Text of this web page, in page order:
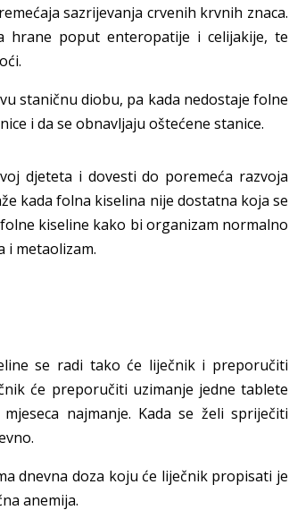
sazrijevanja crvenih krvnih znaca.
hrane poput enteropatije i celijakije, te
staničnu diobu, pa kada nedostaje folne
i da se obnavljaju oštećene stanice.
djeteta i dovesti do poremeća razvoja
kada folna kiselina nije dostatna koja se
kiseline kako bi organizam normalno
i metaolizam.
se radi tako će liječnik i preporučiti
će preporučiti uzimanje jedne tablete
najmanje. Kada se želi spriječiti
dnevna doza koju će liječnik propisati je
anemija.